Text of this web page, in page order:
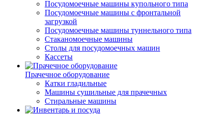
Посудомоечные машины купольного типа
Посудомоечные машины с фронтальной
загрузкой
Посудомоечные машины туннельного типа
Стаканомоечные машины
Столы для посудомоечных машин
Кассеты
Прачечное оборудование
Катки гладильные
Машины сушильные для прачечных
Стиральные машины